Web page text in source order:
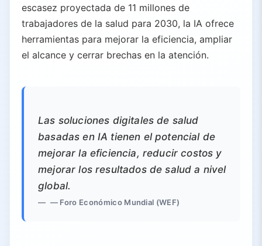
escasez proyectada de 11 millones de
trabajadores de la salud para 2030, la IA ofrece
herramientas para mejorar la eficiencia, ampliar
el alcance y cerrar brechas en la atención.
Las soluciones digitales de salud
basadas en IA tienen el potencial de
mejorar la eficiencia, reducir costos y
mejorar los resultados de salud a nivel
global.
— Foro Económico Mundial (WEF)